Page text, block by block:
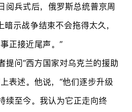
阅兵式后，俄罗斯总统普京周
示战争结束不会拖得太久，
正接近尾声。”
提问“西方国家对乌克兰的援助
表述。他说，“他们逐步升级
续至今。我认为它正走向终